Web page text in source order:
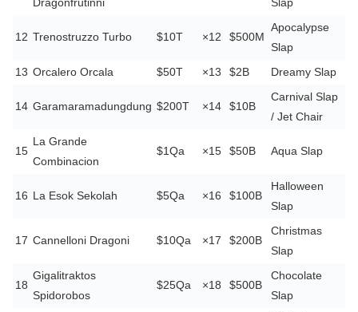
12 Trenostruzzo Turbo $10T ×12 $500M
Apocalypse
Slap
13 Orcalero Orcala $50T ×13 $2B Dreamy Slap
14 Garamaramadungdung $200T ×14 $10B
Carnival Slap
/ Jet Chair
15
La Grande
Combinacion
$1Qa ×15 $50B Aqua Slap
16 La Esok Sekolah $5Qa ×16 $100B
Halloween
Slap
17 Cannelloni Dragoni $10Qa ×17 $200B
Christmas
Slap
18
Gigalitraktos
Spidorobos
$25Qa ×18 $500B
Chocolate
Slap